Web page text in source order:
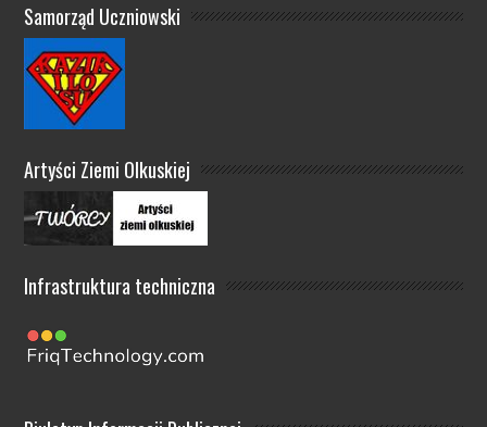
Samorząd Uczniowski
Artyści Ziemi Olkuskiej
Infrastruktura techniczna